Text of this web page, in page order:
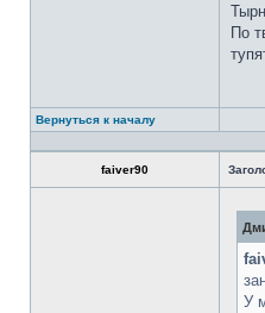
По
Вернуться к началу
faiver90
У